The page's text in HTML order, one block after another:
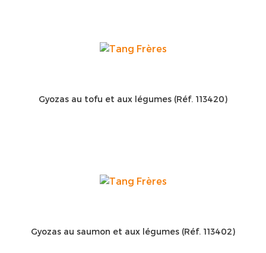
Gyozas au tofu et aux légumes (Réf. 113420)
Gyozas au saumon et aux légumes (Réf. 113402)